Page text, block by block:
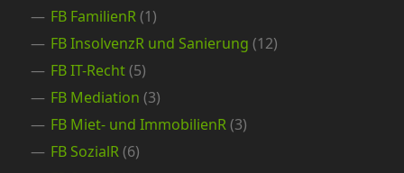
FB FamilienR(1)
FB InsolvenzR und Sanierung (12)
FB IT-Recht(5)
FB Mediation (3)
FB Miet- und ImmobilienR(3)
FB SozialR(6)